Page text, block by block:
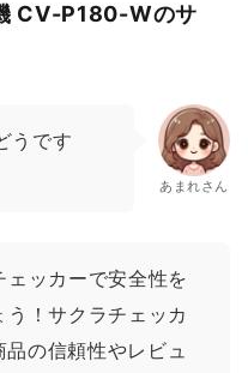
CV-P180-Wのサ
うです
あまれさん
ェッカーで安全性を
！サクラチェッカ
の信頼性やレビュ